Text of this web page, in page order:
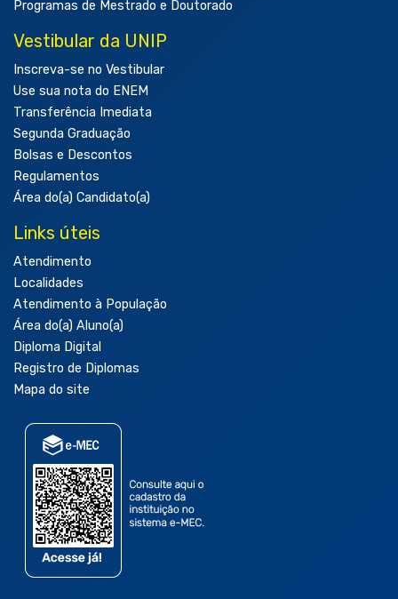
Programas de Mestrado e Doutorado
Vestibular da UNIP
Inscreva-se no Vestibular
Use sua nota do ENEM
Transferência Imediata
Segunda Graduação
Bolsas e Descontos
Regulamentos
Área do(a) Candidato(a)
Links úteis
Atendimento
Localidades
Atendimento à População
Área do(a) Aluno(a)
Diploma Digital
Registro de Diplomas
Mapa do site